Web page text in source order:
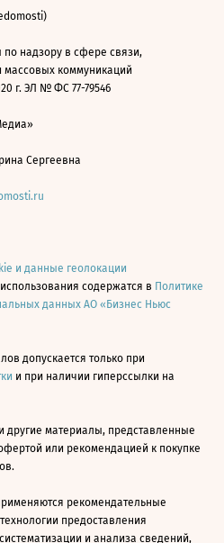
надзору в сфере связи,
коммуникаций
г. ЭЛ № ФС 77-79546
Сергеевна
и данные геолокации
содержатся в Политике
данных АО «Бизнес Ньюс
допускается только при
и при наличии гиперссылки на
другие материалы, представленные
или рекомендацией к покупке
рекомендательные
предоставления
и анализа сведений,